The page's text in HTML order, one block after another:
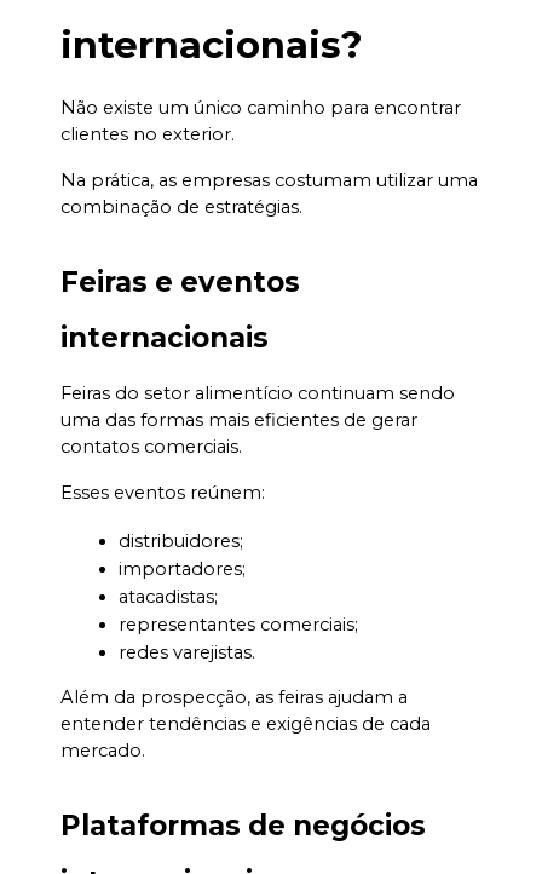
internacionais?
Não existe um único caminho para encontrar
clientes no exterior.
Na prática, as empresas costumam utilizar uma
combinação de estratégias.
Feiras e eventos
internacionais
Feiras do setor alimentício continuam sendo
uma das formas mais eficientes de gerar
contatos comerciais.
Esses eventos reúnem:
distribuidores;
importadores;
atacadistas;
representantes comerciais;
redes varejistas.
Além da prospecção, as feiras ajudam a
entender tendências e exigências de cada
mercado.
Plataformas de negócios